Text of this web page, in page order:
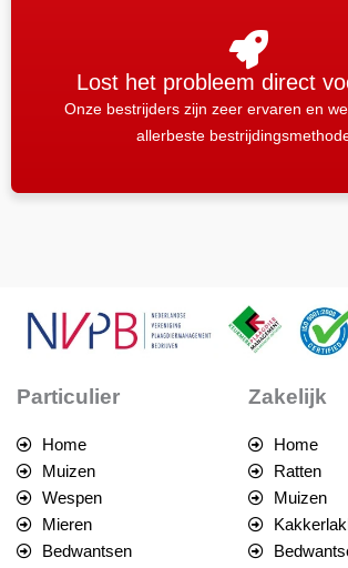
Lost het probleem direct
Onze bestrijders zijn zeer ervaren en
allerbeste
Particulier
Home
Muizen
Wespen
Mieren
Bedwantsen
Zakelijk
Home
Ratten
Muizen